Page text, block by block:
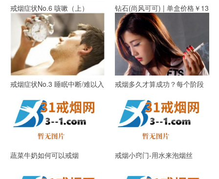
戒烟症状No.6 咳嗽（上）
钻石(尚风可可) | 单盒价格￥13
元 目前已上市
戒烟症状No.3 睡眠中断/难以入
戒烟多久才算成功？每个阶段
蔬菜牛奶如何可以戒烟 戒烟小窍门-用水来泡烟丝